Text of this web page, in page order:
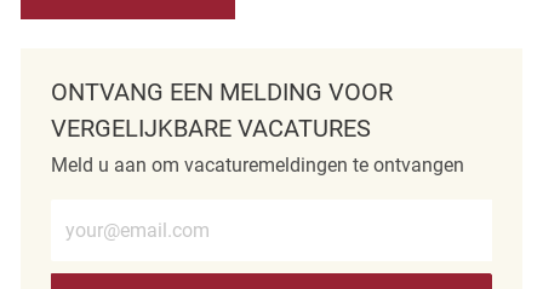
ONTVANG EEN MELDING VOOR
VERGELIJKBARE VACATURES
Meld u aan om vacaturemeldingen te ontvangen